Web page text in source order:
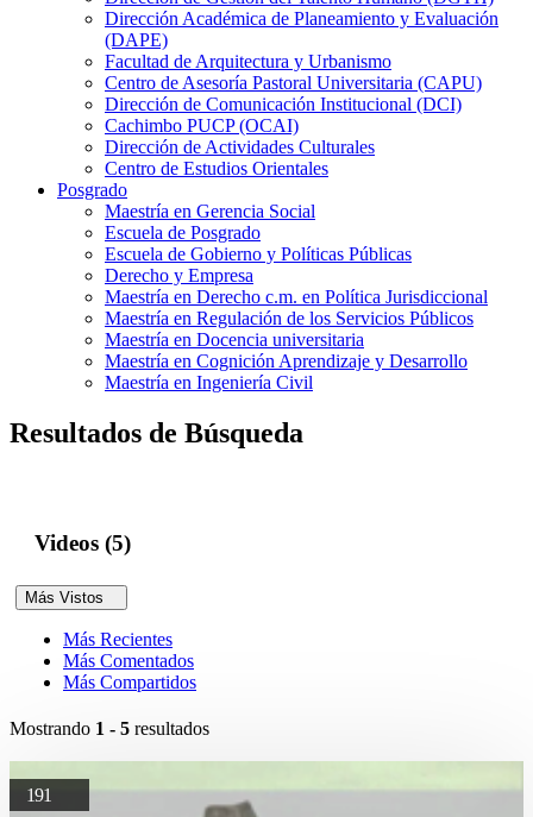
Dirección Académica de Planeamiento y Evaluación
(DAPE)
Facultad de Arquitectura y Urbanismo
Centro de Asesoría Pastoral Universitaria (CAPU)
Dirección de Comunicación Institucional (DCI)
Cachimbo PUCP (OCAI)
Dirección de Actividades Culturales
Centro de Estudios Orientales
Posgrado
Maestría en Gerencia Social
Escuela de Posgrado
Escuela de Gobierno y Políticas Públicas
Derecho y Empresa
Maestría en Derecho c.m. en Política Jurisdiccional
Maestría en Regulación de los Servicios Públicos
Maestría en Docencia universitaria
Maestría en Cognición Aprendizaje y Desarrollo
Maestría en Ingeniería Civil
Resultados de Búsqueda
Videos (5)
Más Vistos
Más Recientes
Más Comentados
Más Compartidos
Mostrando 1 - 5 resultados
191